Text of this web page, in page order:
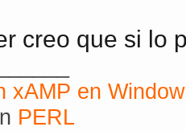
creo que si lo
xAMP en
PERL